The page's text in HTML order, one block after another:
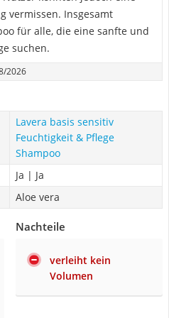
vermissen. Insgesamt
für alle, die eine sanfte und
suchen.
2026
Lavera basis sensitiv
Feuchtigkeit & Pflege
Shampoo
Ja | Ja
Aloe vera
Nachteile
verleiht kein
Volumen